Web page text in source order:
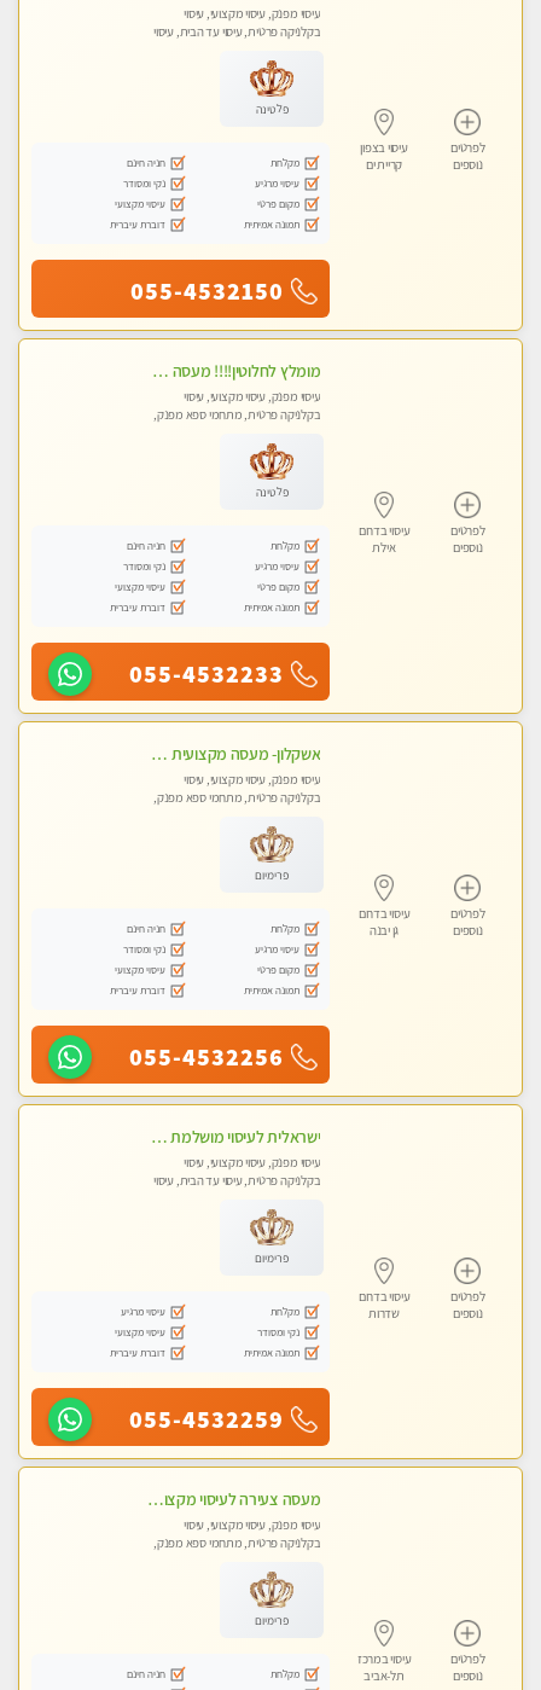
לפרטים
נוספים
עיסוי בצפון
קריית ים
עיסוי מפנק, עיסוי מקצועי, עיסוי
בקלניקה פרטית, עיסוי עד הבית, עיסוי
פלטינה
מקלחת
חניה חינם
עיסוי מרגיע
נקי ומסודר
מקום פרטי
עיסוי מקצועי
תמונה אמיתית
דוברת עיברית
055-4532150
לפרטים
נוספים
עיסוי בדרום
אילת
מומלץ לחלוטין!!!! מעסה מקצועית מהממת ואיכותית פרטי!!!לזוגות +לבית המלון - ללא מין !!
עיסוי מפנק, עיסוי מקצועי, עיסוי
בקלניקה פרטית, מתחמי ספא מפנק,
פלטינה
מקלחת
חניה חינם
עיסוי מרגיע
נקי ומסודר
מקום פרטי
עיסוי מקצועי
תמונה אמיתית
דוברת עיברית
055-4532233
לפרטים
נוספים
עיסוי בדרום
גן יבנה
אשקלון- מעסה מקצועית חדשה ואיכותית לעיסוי מרגיע ומפנק VIP-מומלץ לחלוטין! פרטי! ​​​​​​ Highly recommended
עיסוי מפנק, עיסוי מקצועי, עיסוי
בקלניקה פרטית, מתחמי ספא מפנק,
טנטרה
פרימיום
מקלחת
חניה חינם
עיסוי מרגיע
נקי ומסודר
מקום פרטי
עיסוי מקצועי
תמונה אמיתית
דוברת עיברית
055-4532256
לפרטים
נוספים
עיסוי בדרום
שדרות
ישראלית לעיסוי מושלמת לעיסוי מושלם ואיכותי במיוחד !
עיסוי מפנק, עיסוי מקצועי, עיסוי
בקלניקה פרטית, עיסוי עד הבית, עיסוי
פרימיום
מקלחת
עיסוי מרגיע
נקי ומסודר
עיסוי מקצועי
תמונה אמיתית
דוברת עיברית
055-4532259
לפרטים
נוספים
עיסוי במרכז
תל-אביב
מעסה צעירה לעיסוי מקצועי בבת-ים ללא מין !!
עיסוי מפנק, עיסוי מקצועי, עיסוי
בקלניקה פרטית, מתחמי ספא מפנק,
טנטרה
פרימיום
מקלחת
חניה חינם